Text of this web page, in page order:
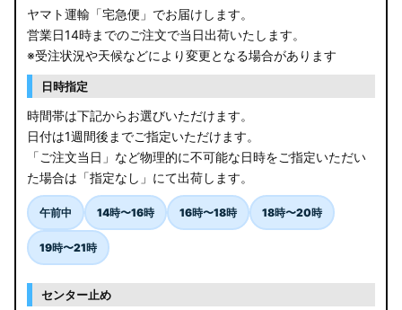
ヤマト運輸「宅急便」でお届けします。
営業日14時までのご注文で当日出荷いたします。
※受注状況や天候などにより変更となる場合があります
日時指定
時間帯は下記からお選びいただけます。
日付は1週間後までご指定いただけます。
「ご注文当日」など物理的に不可能な日時をご指定いただい
た場合は「指定なし」にて出荷します。
午前中 14時〜16時 16時〜18時 18時〜20時
19時〜21時
センター止め